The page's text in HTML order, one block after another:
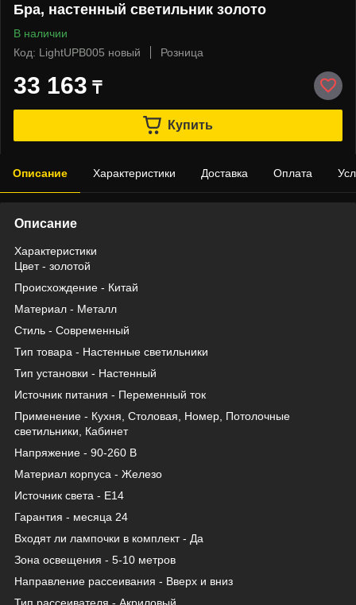
Бра, настенный светильник золото
В наличии
Код: LightUPB005 новый
Розница
33 163 ₸
Купить
Описание Характеристики Доставка Оплата
Описание
Характеристики
Цвет - золотой
Происхождение - Китай
Материал - Металл
Стиль - Современный
Тип товара - Настенные светильники
Тип установки - Настенный
Источник питания - Переменный ток
Применение - Кухня, Столовая, Номер, Потолочные
светильники, Кабинет
Напряжение - 90-260 В
Материал корпуса - Железо
Источник света - Е14
Гарантия - месяца 24
Входят ли лампочки в комплект - Да
Зона освещения - 5-10 метров
Направление рассеивания - Вверх и вниз
Тип рассеивателя - Акриловый